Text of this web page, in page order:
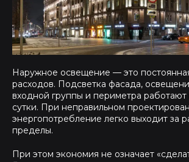
Наружное освещение — это
расходов. Подсветка фасада,
входной группы и периметра работают
сутки. При неправильном
энергопотребление легко выходит за
пределы.
При этом экономия не означает